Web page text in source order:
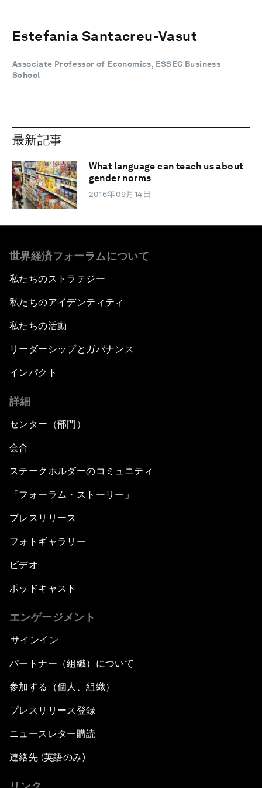
Estefania Santacreu-Vasut
Associate Professor of Economics, ESSEC Business
School
最新記事
What language can teach us about
gender norms
2016年09月14日
世界経済フォーラムについて
私たちのストラテジー
私たちのアイデンティティ
私たちの活動
リーダーシップとガバナンス
インパクト
詳細
センター（部門）
会合
ステークホルダーのコミュニティ
「フォーラム・ストーリー」
プレスリリース
フォトギャラリー
ビデオ
ポッドキャスト
エンゲージメント
サインイン
パートナー（組織）について
参加する（個人、組織）
プレスリリース登録
ニュースレター購読
連絡先 (英語のみ)